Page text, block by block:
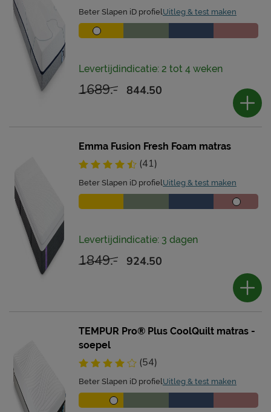
Beter Slapen iD profielUitleg & test maken
Levertijdindicatie: 2 tot 4 weken
1689.- 844.50
Emma Fusion Fresh Foam matras
(41)
Beter Slapen iD profielUitleg & test maken
Levertijdindicatie: 3 dagen
1849.- 924.50
TEMPUR Pro® Plus CoolQuilt matras -
soepel
(54)
Beter Slapen iD profielUitleg & test maken